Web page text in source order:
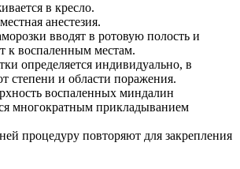
в кресло.
анестезия.
вводят в ротовую полость и
к воспаленным местам.
определяется индивидуально, в
степени и области поражения.
воспаленных миндалин
многократным прикладыванием
процедуру повторяют для закрепления